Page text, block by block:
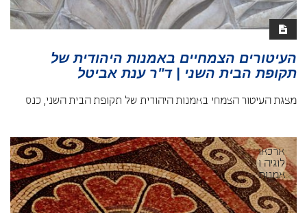
העיטורים הצמחיים באמנות היהודית של
תקופת הבית השני | ד"ר ענת אביטל
מצגת העיטור הצמחי באמנות היהודית של תקופת הבית השני, כנס
ארכאו
לוגיה ו
אמנות